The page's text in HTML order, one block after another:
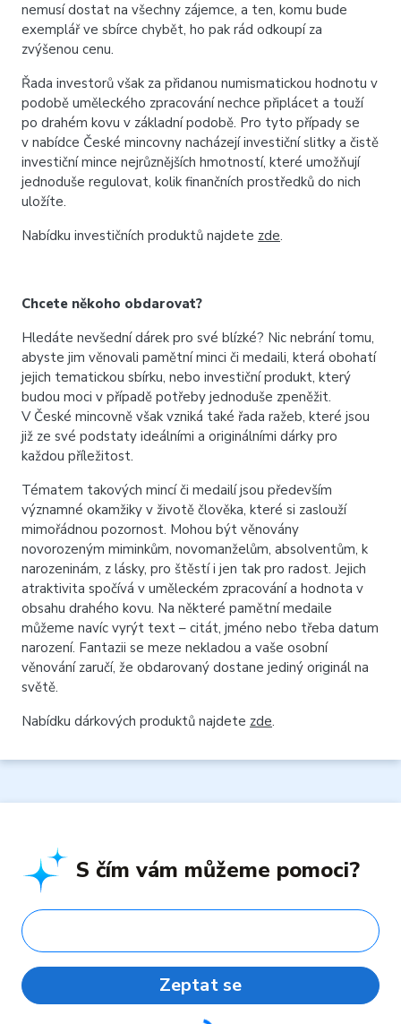
nemusí dostat na všechny zájemce, a ten, komu bude
exemplář ve sbírce chybět, ho pak rád odkoupí za
zvýšenou cenu.
Řada investorů však za přidanou numismatickou hodnotu v
podobě uměleckého zpracování nechce připlácet a touží
po drahém kovu v základní podobě. Pro tyto případy se
v nabídce České mincovny nacházejí investiční slitky a čistě
investiční mince nejrůznějších hmotností, které umožňují
jednoduše regulovat, kolik finančních prostředků do nich
uložíte.
Nabídku investičních produktů najdete zde.
Chcete někoho obdarovat?
Hledáte nevšední dárek pro své blízké? Nic nebrání tomu,
abyste jim věnovali pamětní minci či medaili, která obohatí
jejich tematickou sbírku, nebo investiční produkt, který
budou moci v případě potřeby jednoduše zpeněžit.
V České mincovně však vzniká také řada ražeb, které jsou
již ze své podstaty ideálními a originálními dárky pro
každou příležitost.
Tématem takových mincí či medailí jsou především
významné okamžiky v životě člověka, které si zaslouží
mimořádnou pozornost. Mohou být věnovány
novorozeným miminkům, novomanželům, absolventům, k
narozeninám, z lásky, pro štěstí i jen tak pro radost. Jejich
atraktivita spočívá v uměleckém zpracování a hodnota v
obsahu drahého kovu. Na některé pamětní medaile
můžeme navíc vyrýt text – citát, jméno nebo třeba datum
narození. Fantazii se meze nekladou a vaše osobní
věnování zaručí, že obdarovaný dostane jediný originál na
světě.
Nabídku dárkových produktů najdete zde.
S čím vám můžeme pomoci?
Zeptat se